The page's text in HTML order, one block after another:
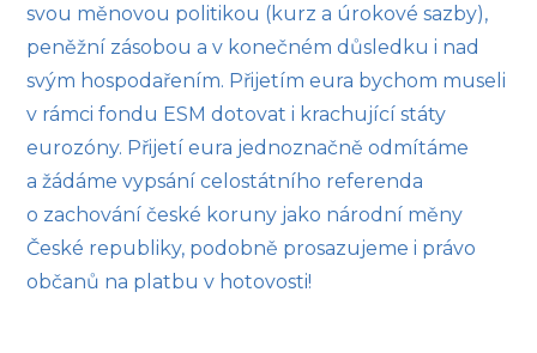
svou měnovou politikou (kurz a úrokové sazby),
peněžní zásobou a v konečném důsledku i nad
svým hospodařením. Přijetím eura bychom museli
v rámci fondu ESM dotovat i krachující státy
eurozóny. Přijetí eura jednoznačně odmítáme
a žádáme vypsání celostátního referenda
o zachování české koruny jako národní měny
České republiky, podobně prosazujeme i právo
občanů na platbu v hotovosti!